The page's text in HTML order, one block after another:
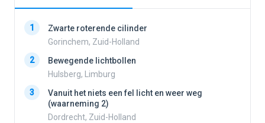
1
Zwarte roterende cilinder
Gorinchem, Zuid-Holland
2
Bewegende lichtbollen
Hulsberg, Limburg
3
Vanuit het niets een fel licht en weer weg
(waarneming 2)
Dordrecht, Zuid-Holland